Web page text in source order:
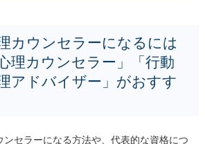
カウンセラーになるには
理カウンセラー」「行動
アドバイザー」がおすす
セラーになる方法や、代表的な資格につ